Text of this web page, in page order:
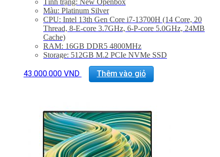
Màu: Platinum Silver
CPU: Intel 13th Gen Core i7-13700H (14 Core, 20
Thread, 8-E-core 3.7GHz, 6-P-core 5.0GHz, 24MB
Cache)
RAM: 16GB DDR5 4800MHz
Storage: 512GB M.2 PCIe NVMe SSD
Non-Touch Anti-Glare 500-Nit Display
VGA: NVIDIA GeForce RTX 4070 8GB GDDR6
43.000.000 VND Thêm vào giỏ